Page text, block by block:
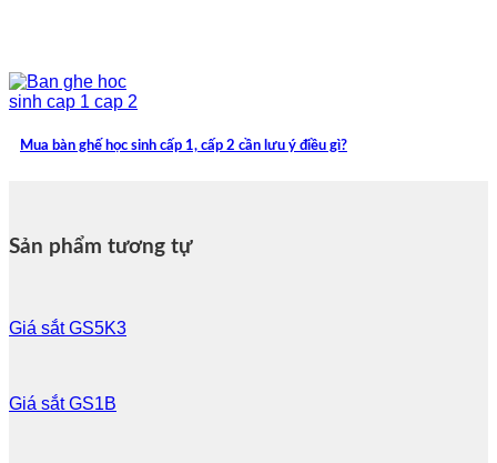
Mua bàn ghế học sinh cấp 1, cấp 2 cần lưu ý điều gì?
Sản phẩm tương tự
Giá sắt GS5K3
Giá sắt GS1B